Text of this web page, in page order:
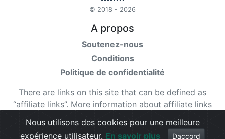
© 2018 - 2026
A propos
Soutenez-nous
Conditions
Politique de confidentialité
There are links on this site that can be defined as
“affiliate links”. More information about affiliate links
Check ourtermsfor more details.
Nous utilisons des cookies pour une meilleure
expérience utilisateur. En savoir plus Daccord